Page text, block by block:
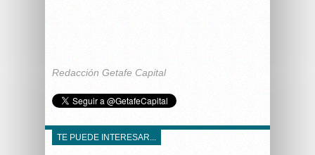
Redacción Getafe Capital
TE PUEDE INTERESAR...